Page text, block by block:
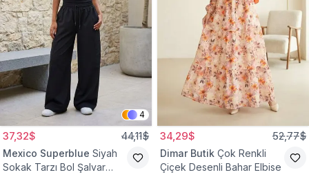
4
37,32$ 44,11$
Mexico Superblue Siyah
Sokak Tarzı Bol Şalvar
34,29$ 52,77$
Dimar Butik Çok Renkli
Çiçek Desenli Bahar Elbise